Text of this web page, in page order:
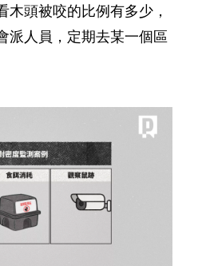
木頭被咬的比例有多少，
派人員，定期去某一個區